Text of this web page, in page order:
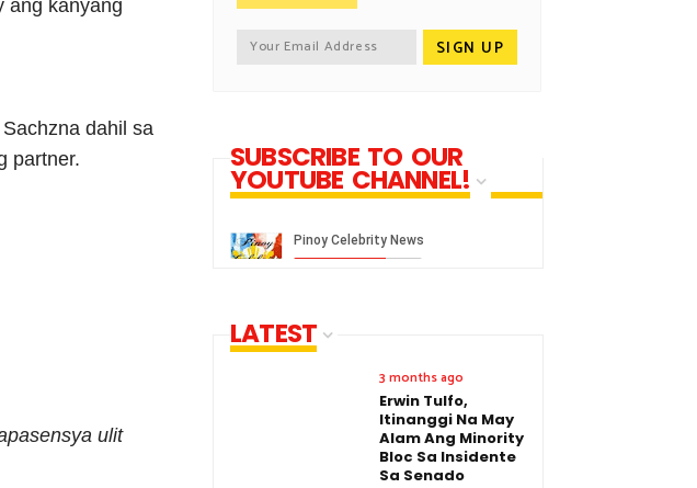
ang kanyang
dahil sa
partner.
ulit
SUBSCRIBE TO OUR
YOUTUBE CHANNEL!
LATEST
3 months ago
Erwin Tulfo,
Itinanggi Na May
Alam Ang Minority
Bloc Sa Insidente
Sa Senado